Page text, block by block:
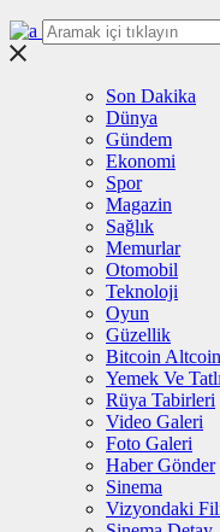
Son Dakika
Dünya
Gündem
Ekonomi
Spor
Magazin
Sağlık
Memurlar
Otomobil
Teknoloji
Oyun
Güzellik
Bitcoin Altcoin
Yemek Ve
Rüya Tabirleri
Video Galeri
Foto Galeri
Haber Gönder
Sinema
Vizyondaki